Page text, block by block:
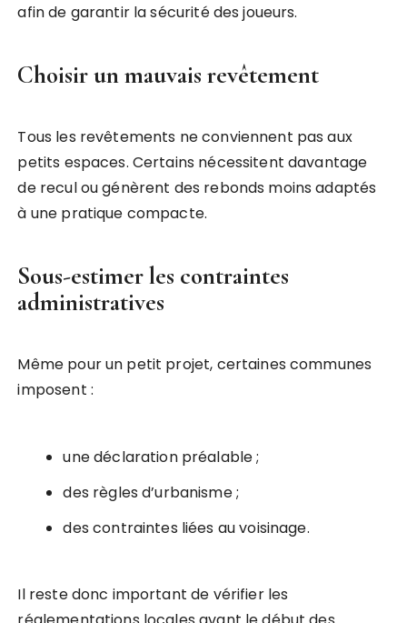
afin de garantir la sécurité des joueurs.
Choisir un mauvais revêtement
Tous les revêtements ne conviennent pas aux
petits espaces. Certains nécessitent davantage
de recul ou génèrent des rebonds moins adaptés
à une pratique compacte.
Sous-estimer les contraintes
administratives
Même pour un petit projet, certaines communes
imposent :
une déclaration préalable ;
des règles d’urbanisme ;
des contraintes liées au voisinage.
Il reste donc important de vérifier les